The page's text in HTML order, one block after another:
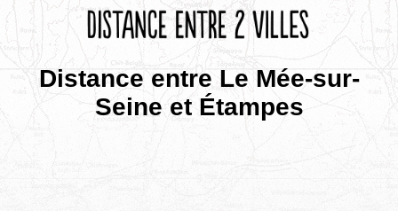
Distance entre Le Mée-sur-
Seine et Étampes